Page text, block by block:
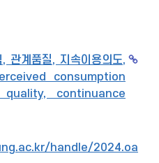
관계품질, 지속이용의도,
consumption
continuance
handle/2024.oak/